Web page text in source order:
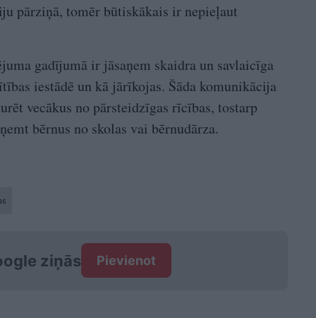
pārziņā, tomēr būtiskākais ir nepieļaut
gadījumā ir jāsaņem skaidra un savlaicīga
iestādē un kā jārīkojas. Šāda komunikācija
vecākus no pārsteidzīgas rīcības, tostarp
bērnus no skolas vai bērnudārza.
ziņās Pievienot